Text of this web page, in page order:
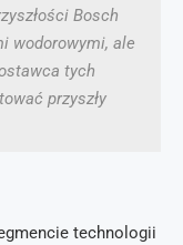
Bosch
wodorowymi, ale
tych
przyszły
technologii